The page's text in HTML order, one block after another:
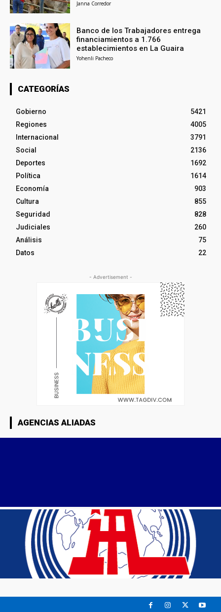
Janna Corredor
Banco de los Trabajadores entrega
financiamientos a 1.766
establecimientos en La Guaira
Yohenli Pacheco
CATEGORÍAS
Gobierno
5421
Regiones
4005
Internacional
3791
Social
2136
Deportes
1692
Política
1614
Economía
903
Cultura
855
Seguridad
828
Judiciales
260
Análisis
75
Datos
22
- Advertisement -
AGENCIAS ALIADAS